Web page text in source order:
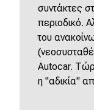
συντάκτες
περιοδικό.
του
Autocar.
η "αδικία"